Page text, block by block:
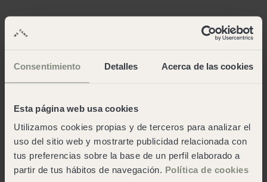
Consentimiento Detalles Acerca de las cookies
Esta página web usa cookies
Utilizamos cookies propias y de terceros para analizar el
uso del sitio web y mostrarte publicidad relacionada con
tus preferencias sobre la base de un perfil elaborado a
partir de tus hábitos de navegación. Política de cookies